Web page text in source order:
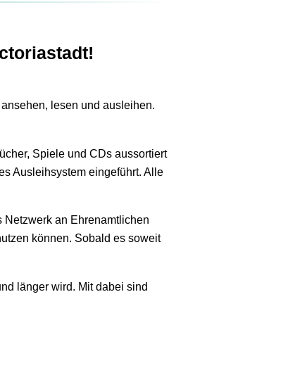
lesen und ausleihen.
Spiele und CDs aussortiert
Ausleihsystem eingeführt. Alle
an Ehrenamtlichen
können. Sobald es soweit
länger wird. Mit dabei sind